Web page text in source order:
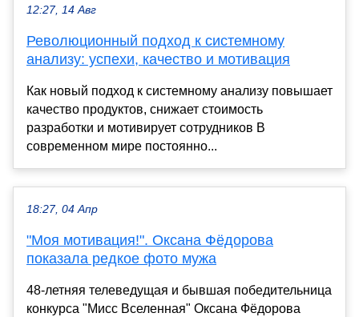
12:27, 14 Авг
Революционный подход к системному
анализу: успехи, качество и мотивация
Как новый подход к системному анализу повышает
качество продуктов, снижает стоимость
разработки и мотивирует сотрудников В
современном мире постоянно...
18:27, 04 Апр
"Моя мотивация!". Оксана Фёдорова
показала редкое фото мужа
48-летняя телеведущая и бывшая победительница
конкурса "Мисс Вселенная" Оксана Фёдорова